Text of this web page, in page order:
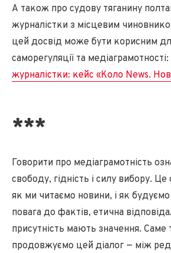
А також про судову тяганину
журналістки з місцевим
цей досвід може бути корисним
саморегуляції та медіаграмотності:
журналістки: кейс «Коло News.
***
Говорити про медіаграмотність
свободу, гідність і силу вибору. Це
як ми читаємо новини, і як будуємо
повага до фактів, етична
присутність мають значення. Саме
продовжуємо цей діалог — між